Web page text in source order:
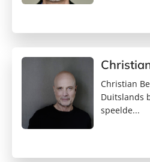
Christian
Duitslands
speelde...